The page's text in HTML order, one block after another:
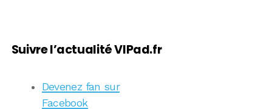
Suivre l’actualité VIPad.fr
Devenez fan sur
Facebook